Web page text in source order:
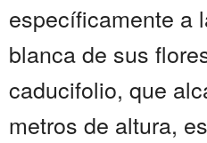
específicamente a
blanca de sus
caducifolio, que
metros de altura,